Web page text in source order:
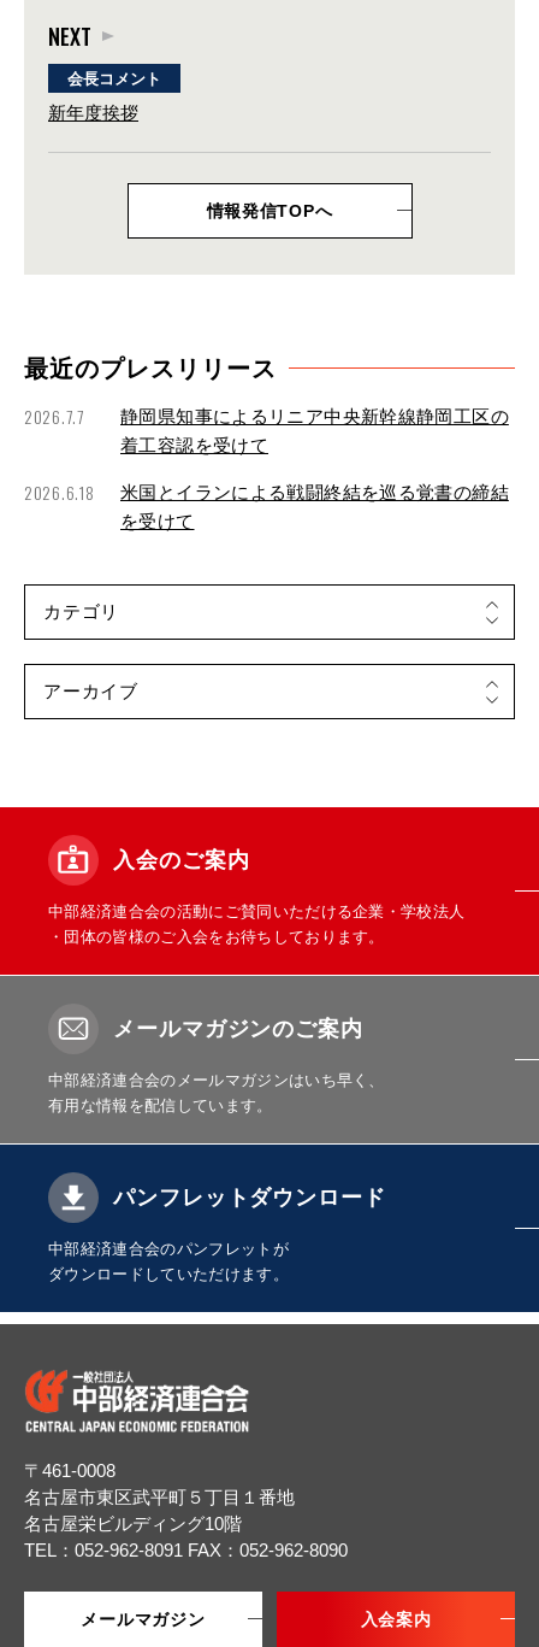
情報発信TOPへ
NEXT
会長コメント
新年度挨拶
最近のプレスリリース
2026.7.7
静岡県知事によるリニア中央新幹線静岡工区の
着工容認を受けて
2026.6.18
米国とイランによる戦闘終結を巡る覚書の締結
を受けて
入会のご案内
中部経済連合会の活動にご賛同いただける企業・学校法人
・団体の皆様のご入会をお待ちしております。
メールマガジンのご案内
中部経済連合会のメールマガジンはいち早く、
有用な情報を配信しています。
パンフレットダウンロード
中部経済連合会のパンフレットが
ダウンロードしていただけます。
〒461-0008
名古屋市東区武平町５丁目１番地
名古屋栄ビルディング10階
TEL：052-962-8091 FAX：052-962-8090
メールマガジン 入会案内